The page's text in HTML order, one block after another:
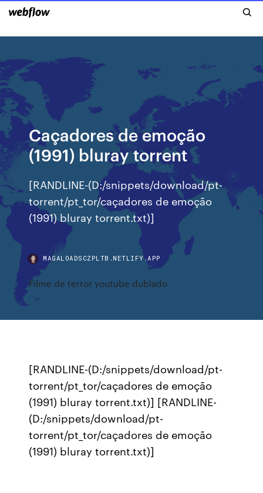
Caçadores de emoção
(1991) bluray torrent
[RANDLINE-(D:/snippets/download/pt-
torrent/pt_tor/caçadores de emoção
(1991) bluray torrent.txt)]
MAGALOADSCZPLTB.NETLIFY.APP
Filme de terror youtube dublado
[RANDLINE-(D:/snippets/download/pt-
torrent/pt_tor/caçadores de emoção
(1991) bluray torrent.txt)] [RANDLINE-
(D:/snippets/download/pt-
torrent/pt_tor/caçadores de emoção
(1991) bluray torrent.txt)]